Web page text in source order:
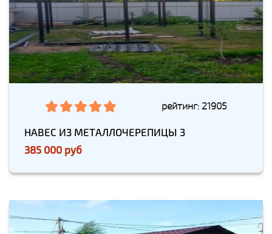
рейтинг: 21905
НАВЕС ИЗ МЕТАЛЛОЧЕРЕПИЦЫ 3
385 000 руб